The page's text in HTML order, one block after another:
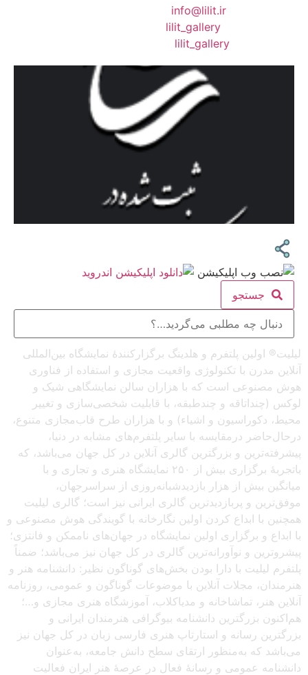
info@lilit.ir
lilit_gallery
lilit_gallery
جستجو
لیلیت® اولین پلتفرم و هلدینگ برگزارکنندهٔ نمایشگاه بین‌المللی
آنلاین مدرن با تکنولوژی واقعیت مجازی و استفاده از فناوری
هوش مصنوعی است که با هزاران سالن نمایشگاهی شیک و
لوکس (چنداتاقه و چندطبقه، با قابلیت شخصی‌سازی و تغییر
محیط، دکوراسیون و اشیاء) و با هزاران طرح قاب‌مجازی متنوع،
درحال‌حاضر درمقایسه با سایر پلتفرم‌های مشابه در دنیا،
پیشرفته‌ترین و بزرگترین گالری آنلاین در کل جهان می‌باشد، که
باتجربهٔ برگزاری بیش از ۲۵۰ نمایشگاه هنری و تجاری و با
میانگین بیش از هزار بازدیدشبانه‌روزی از سراسرجهان،
موفق‌ترین و پربازدیدترین گالری ایرانی نیز است؛ گالری لیلیت
همچنین با ابداع کردن اولین نگارخانه با گویندگی هوش مصنوعی و
با ابداع و برگزاری اولین نمایشگاه در جهان‌های ناممکن و فانتزی؛
پیشروترین و نوآورانه‌ترین گالری در کل جهان نیز می‌باشد؛ ضمناً
پلتفرم لیلیت با دارا بودن بخش‌های گوناگون نظیر: دانشنامه هنر و
هنرمندان، مجلات آنلاین با موضوعات گوناگون و عمومی، روزنامه
آنلاین هنر، تماشاخانه و مدیاکلاب، آموزشگاه هنری مجازی و…؛
هم‌اکنون بزرگترین دانشنامه بیوگرافی هنرمندان ایرانی و
بزرگترین رسانه و استارتاپ هنری فارسی زبان در کل جهان نیز
می‌باشد که به‌منظور ارتقای سطح دانش جامعه، به‌عنوان
دانشنامه عمومی و رسانهٔ فعال در عرصهٔ هنر ایران فعالیت